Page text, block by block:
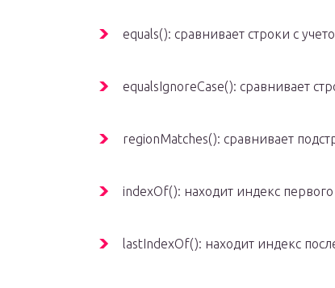
equals(): сравнивает строки с
equalsIgnoreCase(): сравнивает
regionMatches(): сравнивает
indexOf(): находит индекс первого
lastIndexOf(): находит индекс